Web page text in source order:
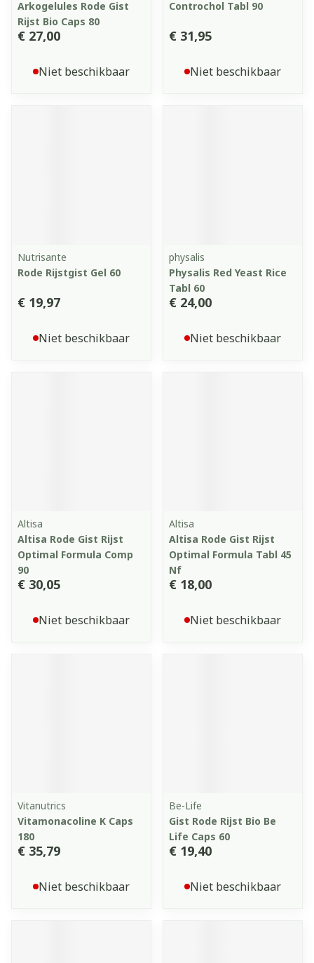
Arkogelules Rode Gist
Rijst Bio Caps 80
€ 27,00
Niet beschikbaar
Controchol Tabl 90
€ 31,95
Niet beschikbaar
Nutrisante
Rode Rijstgist Gel 60
€ 19,97
Niet beschikbaar
physalis
Physalis Red Yeast Rice
Tabl 60
€ 24,00
Niet beschikbaar
Altisa
Altisa Rode Gist Rijst
Optimal Formula Comp
90
€ 30,05
Niet beschikbaar
Altisa
Altisa Rode Gist Rijst
Optimal Formula Tabl 45
Nf
€ 18,00
Niet beschikbaar
Vitanutrics
Vitamonacoline K Caps
180
€ 35,79
Niet beschikbaar
Be-Life
Gist Rode Rijst Bio Be
Life Caps 60
€ 19,40
Niet beschikbaar